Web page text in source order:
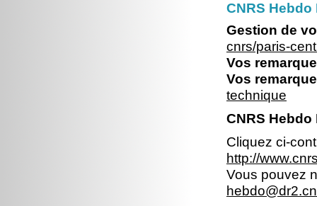
CNRS Hebdo
Gestion de
cnrs/paris-
Vos
Vos
technique
CNRS
Cliquez ci-
http://
Vous pouvez